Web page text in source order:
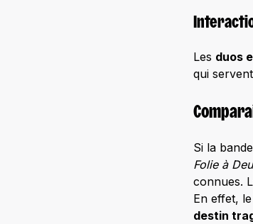
Les duos
qui
Si la
Folie à
connues.
En effet,
destin